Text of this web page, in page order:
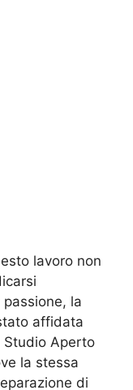
lavoro non
la
affidata
Studio Aperto
la stessa
di